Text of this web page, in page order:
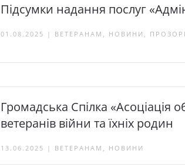
Підсумки надання послуг
01.08.2025 | ВЕТЕРАНАМ, НОВИНИ,
Громадська Спілка «Асоціація
ветеранів війни та їхніх родин
13.06.2025 | ВЕТЕРАНАМ, НОВИНИ